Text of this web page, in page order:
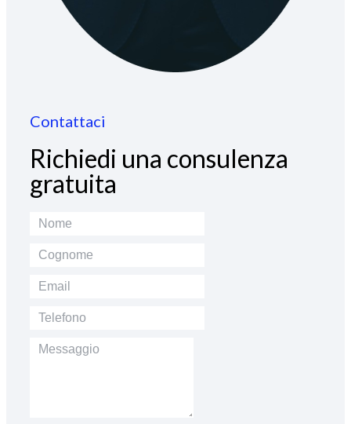
Contattaci
Richiedi una consulenza
gratuita